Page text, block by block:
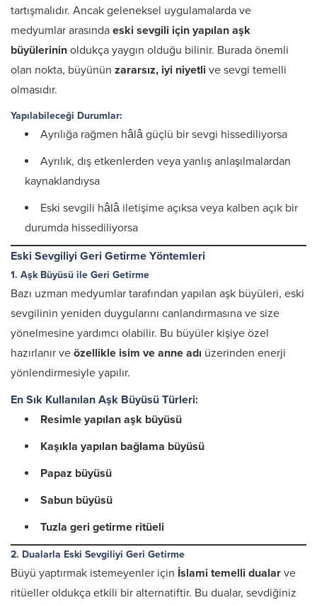
tartışmalıdır. Ancak geleneksel uygulamalarda ve
medyumlar arasında eski sevgili için yapılan aşk
büyülerinin oldukça yaygın olduğu bilinir. Burada önemli
olan nokta, büyünün zararsız, iyi niyetli ve sevgi temelli
olmasıdır.
Yapılabileceği Durumlar:
Ayrılığa rağmen hâlâ güçlü bir sevgi hissediliyorsa
Ayrılık, dış etkenlerden veya yanlış anlaşılmalardan
kaynaklandıysa
Eski sevgili hâlâ iletişime açıksa veya kalben açık bir
durumda hissediliyorsa
Eski Sevgiliyi Geri Getirme Yöntemleri
1. Aşk Büyüsü ile Geri Getirme
Bazı uzman medyumlar tarafından yapılan aşk büyüleri, eski
sevgilinin yeniden duygularını canlandırmasına ve size
yönelmesine yardımcı olabilir. Bu büyüler kişiye özel
hazırlanır ve özellikle isim ve anne adı üzerinden enerji
yönlendirmesiyle yapılır.
En Sık Kullanılan Aşk Büyüsü Türleri:
Resimle yapılan aşk büyüsü
Kaşıkla yapılan bağlama büyüsü
Papaz büyüsü
Sabun büyüsü
Tuzla geri getirme ritüeli
2. Dualarla Eski Sevgiliyi Geri Getirme
Büyü yaptırmak istemeyenler için İslami temelli dualar ve
ritüeller oldukça etkili bir alternatiftir. Bu dualar, sevdiğiniz